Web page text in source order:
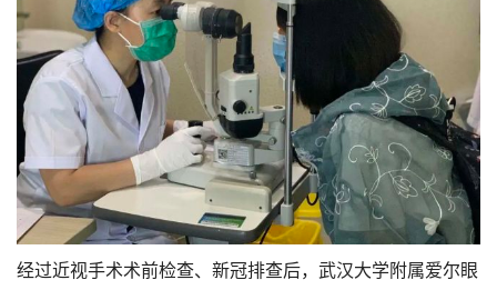
经过近视手术术前检查、新冠排查后，武汉大学附属爱尔眼